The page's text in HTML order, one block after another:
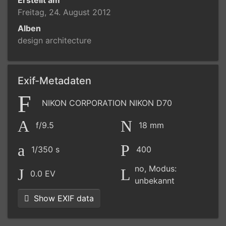
Freitag, 24. August 2012
Alben
design architecture
Exif-Metadaten
NIKON CORPORATION NIKON D70
f/9.5 18 mm
1/350 s 400
0.0 EV
no, Modus:
unbekannt
Show EXIF data